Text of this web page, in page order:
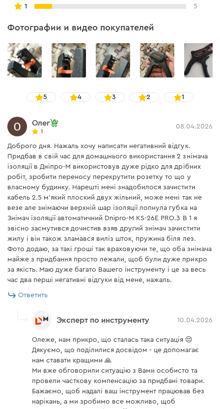
1 5
Фотографии и видео покупателей
5 4 3 2 1
Олег
1
08.04.2026
Доброго дня. Нажаль хочу написати негативний відгук.
Придбав в свій час для домашнього використання 2 знімача
ізоляції в Дніпро-М використовув дуже рідко для дрібних
робіт, зробити переносу перекрутити розетку то що у
власному будинку. Нарешті мені знадобилося зачистити
кабель 2.5 м'який плоский двух жільний, може мені так не
везе але знімаючи верхній шар ізоляції лопнула губка на
Знімач ізоляції автоматичний Dnipro-M KS-26E PRO.3 В 1 я
звісно засмутився дочистив взяв другий знімач зачистити
жилу і він також зламався виліз шток, пружина біля лез.
Фото додаю, за такі гроші так враховуючи те, що оба знімача
майже з придбання просто лежали, щоб були дуже прикро
за якість. Маю дуже багато Вашего інструменту і це за весь
час два перші негативні відгуки від мене, нажаль.
Ответить
Эксперт по инструменту 10.04.2026
Олеже, нам прикро, що сталась така ситуація 😔
Дякуємо, що поділилися досвідом - це допомагає
нам ставати кращими 🙏
Ми вже обговорили ситуацію з Вами особисто та
провели часткову компенсацію за придбані товари.
Бажаємо, щоб надалі ваш інструмент працював без
нарікань, а ми зробимо все можливо, щоб